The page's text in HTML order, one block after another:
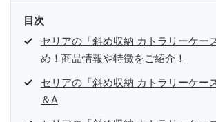
目次
セリアの「斜め収納 カトラリーケー
め！商品情報や特徴をご紹介！
セリアの「斜め収納 カトラリーケー
＆A